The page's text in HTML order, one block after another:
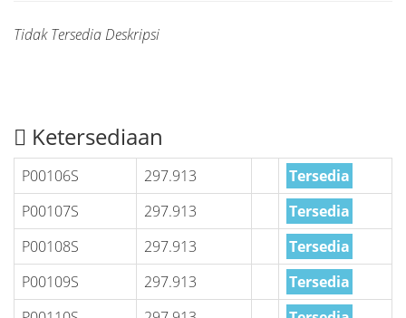
Tidak Tersedia Deskripsi
Ketersediaan
P00106S 297.913
Tersedia
P00107S
297.913
Tersedia
P00108S
297.913
Tersedia
P00109S
297.913
Tersedia